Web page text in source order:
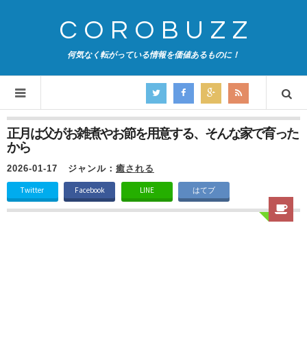
COROBUZZ
何気なく転がっている情報を価値あるものに！
正月は父がお雑煮やお節を用意する、そんな家で育った
から
2026-01-17 ジャンル： 癒される
Twitter Facebook LINE はてブ